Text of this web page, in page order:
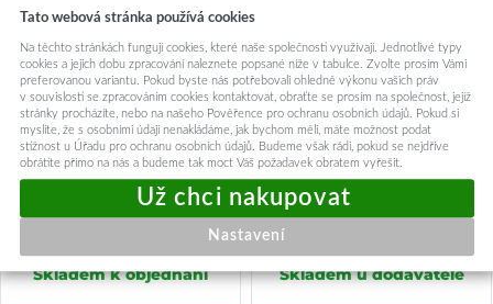
Techsuit ColorVerse 360
MagSafe Series + Ochranné
Skladem k objednání
Zadní kryt Benks Magnetic
Lucid Armor (0068) pro
Skladem u dodavatele
Tato webová stránka používá cookies
Na těchto stránkách fungují cookies, které naše společnosti využívají. Jednotlivé typy
cookies a jejich dobu zpracování naleznete popsané níže v tabulce. Zvolte prosím Vámi
preferovanou variantu. Pokud byste nás potřebovali ohledně výkonu vašich práv
v souvislosti se zpracováním cookies kontaktovat, obraťte se prosím na společnost, jejíž
stránky procházíte, nebo na našeho Pověřence pro ochranu osobních údajů. Pokud si
myslíte, že s osobními údaji nenakládáme, jak bychom měli, máte možnost podat
stížnost u Úřadu pro ochranu osobních údajů. Budeme však rádi, pokud se nejdříve
obrátíte přímo na nás a budeme tak moct Váš požadavek obratem vyřešit.
Nastavení